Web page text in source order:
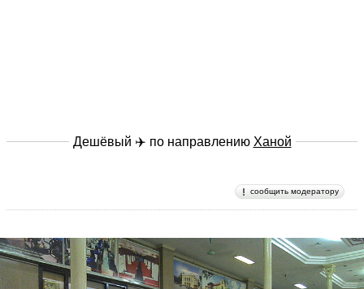
Дешёвый ✈️ по направлению Ханой
сообщить модератору